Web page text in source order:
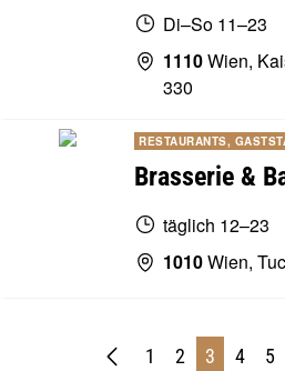
Di–So 11–23
1110Wien,
330
RESTAURANTS,
Brasserie &
täglich 12–23
1010Wien,
1 2 3 4 5